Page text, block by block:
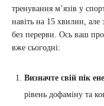
тренування м’язів у
навіть на 15 хвилин,
без перерви. Ось ваш
вже сьогодні:
Визначте свій пік
рівень дофаміну та